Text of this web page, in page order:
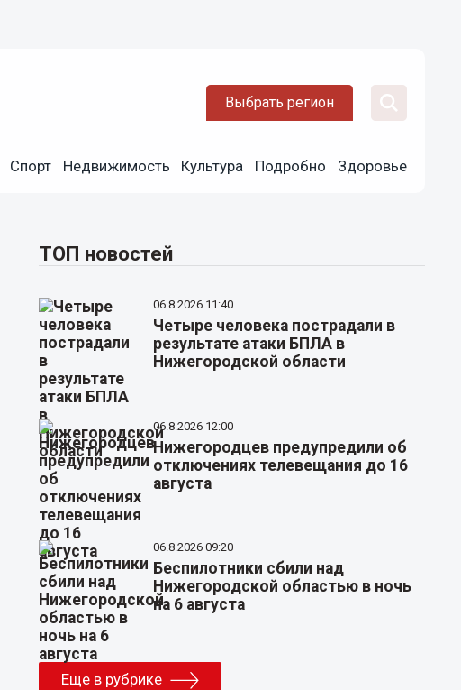
Выбрать регион
Спорт Недвижимость Культура Подробно Здоровье
ТОП новостей
06.8.2026 11:40
Четыре человека пострадали в
результате атаки БПЛА в
Нижегородской области
06.8.2026 12:00
Нижегородцев предупредили об
отключениях телевещания до 16
августа
06.8.2026 09:20
Беспилотники сбили над
Нижегородской областью в ночь
на 6 августа
Еще в рубрике